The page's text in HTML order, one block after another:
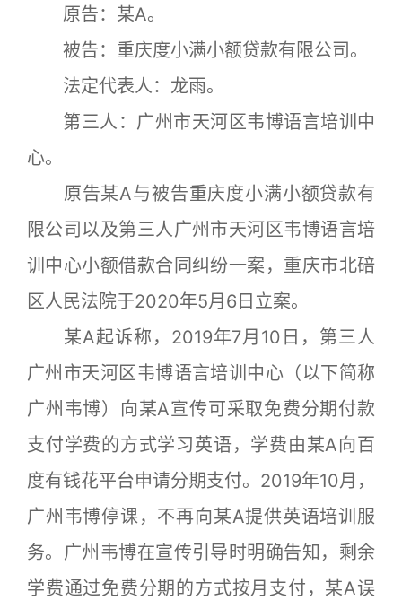
原告：某A。
被告：重庆度小满小额贷款有限公司。
法定代表人：龙雨。
第三人：广州市天河区韦博语言培训中
心。
原告某A与被告重庆度小满小额贷款有
限公司以及第三人广州市天河区韦博语言培
训中心小额借款合同纠纷一案，重庆市北碚
区人民法院于2020年5月6日立案。
某A起诉称，2019年7月10日，第三人
广州市天河区韦博语言培训中心（以下简称
广州韦博）向某A宣传可采取免费分期付款
支付学费的方式学习英语，学费由某A向百
度有钱花平台申请分期支付。2019年10月，
广州韦博停课，不再向某A提供英语培训服
务。广州韦博在宣传引导时明确告知，剩余
学费通过免费分期的方式按月支付，某A误